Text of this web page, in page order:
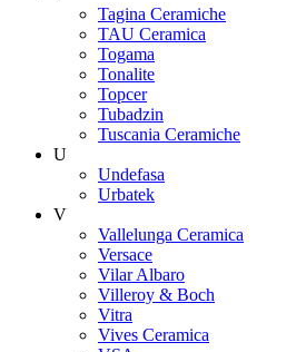
Tagina Ceramiche
TAU Ceramica
Togama
Tonalite
Topcer
Tubadzin
Tuscania Ceramiche
U
Undefasa
Urbatek
V
Vallelunga Ceramica
Versace
Vilar Albaro
Villeroy & Boch
Vitra
Vives Ceramica